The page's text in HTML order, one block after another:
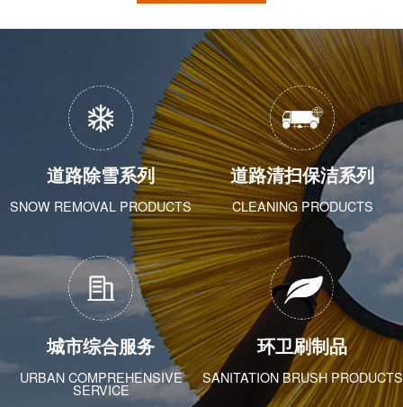
道路除雪系列
SNOW REMOVAL PRODUCTS
道路清扫保洁系列
CLEANING PRODUCTS
城市综合服务
URBAN COMPREHENSIVE
SERVICE
环卫刷制品
SANITATION BRUSH PRODUCTS